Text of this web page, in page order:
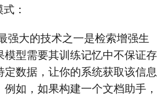
：
强大的技术之一是检索增强生
模型需要其训练记忆中不保证存
定数据，让你的系统获取该信息
如，如果构建一个文档助手，